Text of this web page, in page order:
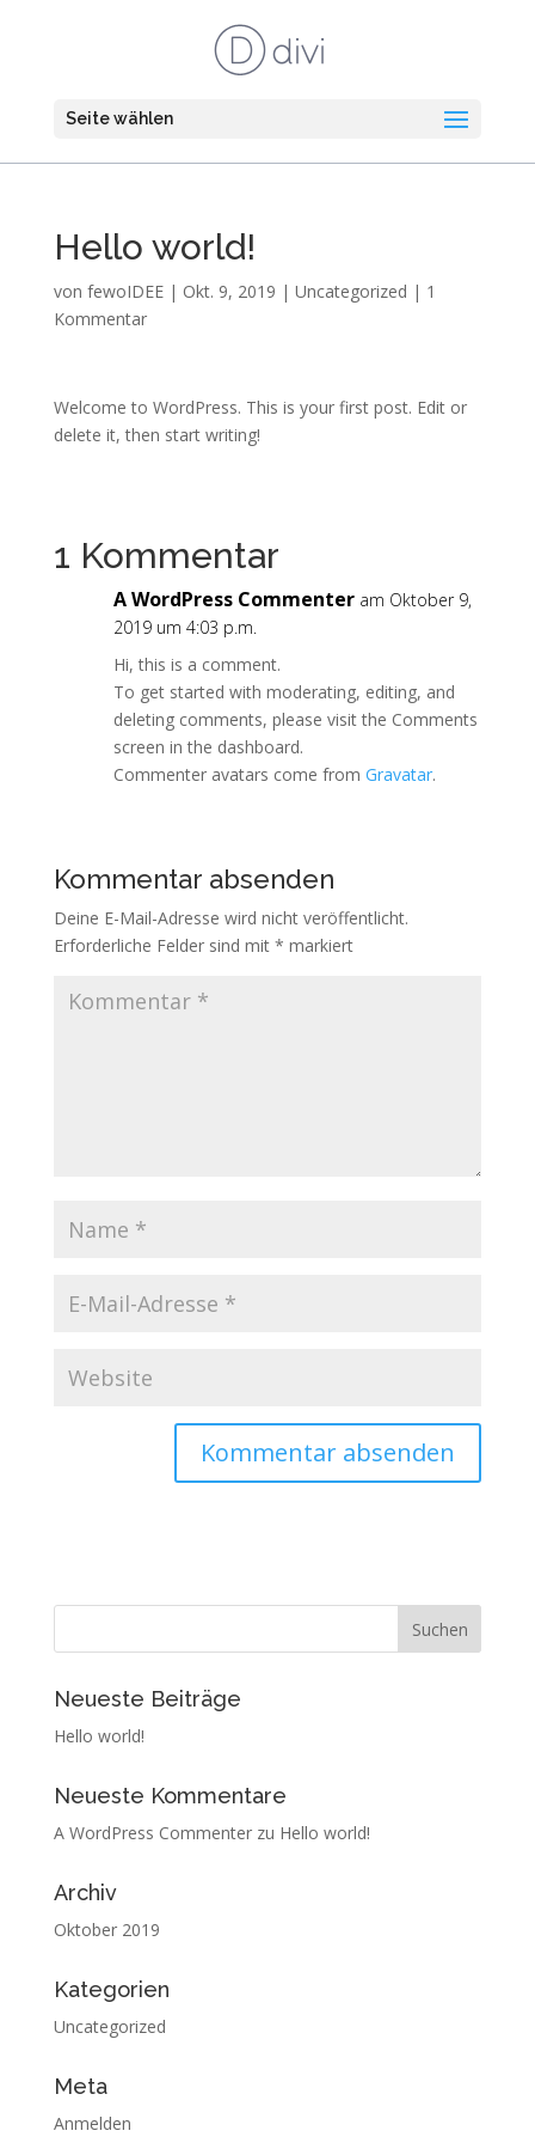
Seite wählen
Hello world!
von fewoIDEE| Okt. 9, 2019 | Uncategorized | 1
Kommentar
Welcome to WordPress. This is your first post. Edit or
delete it, then start writing!
1 Kommentar
A WordPress Commenter am Oktober 9,
2019 um 4:03 p.m.
Hi, this is a comment.
To get started with moderating, editing, and
deleting comments, please visit the Comments
screen in the dashboard.
Commenter avatars come from Gravatar.
Kommentar absenden
Deine E-Mail-Adresse wird nicht veröffentlicht.
Erforderliche Felder sind mit * markiert
Neueste Beiträge
Hello world!
Neueste Kommentare
A WordPress Commenterzu Hello world!
Archiv
Oktober 2019
Kategorien
Uncategorized
Meta
Anmelden